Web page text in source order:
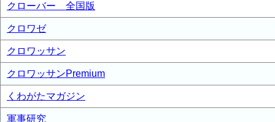
クローバー 全国版
クロワゼ
クロワッサン
クロワッサンPremium
くわがたマガジン
軍事研究